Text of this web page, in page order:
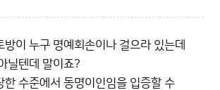
방이 누구 명예회손이나 걸으라 있는데
닐텐데 말이죠?
한 수준에서 동명이인임을 입증할 수